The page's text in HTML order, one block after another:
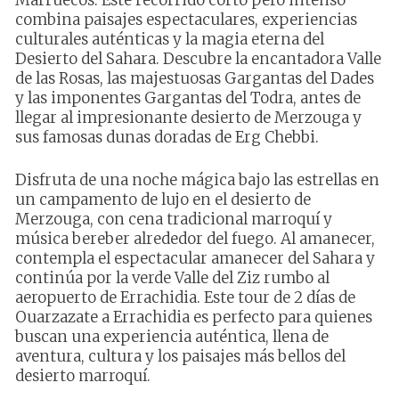
combina paisajes espectaculares, experiencias
culturales auténticas y la magia eterna del
Desierto del Sahara. Descubre la encantadora Valle
de las Rosas, las majestuosas Gargantas del Dades
y las imponentes Gargantas del Todra, antes de
llegar al impresionante desierto de Merzouga y
sus famosas dunas doradas de Erg Chebbi.
Disfruta de una noche mágica bajo las estrellas en
un campamento de lujo en el desierto de
Merzouga, con cena tradicional marroquí y
música bereber alrededor del fuego. Al amanecer,
contempla el espectacular amanecer del Sahara y
continúa por la verde Valle del Ziz rumbo al
aeropuerto de Errachidia. Este tour de 2 días de
Ouarzazate a Errachidia es perfecto para quienes
buscan una experiencia auténtica, llena de
aventura, cultura y los paisajes más bellos del
desierto marroquí.